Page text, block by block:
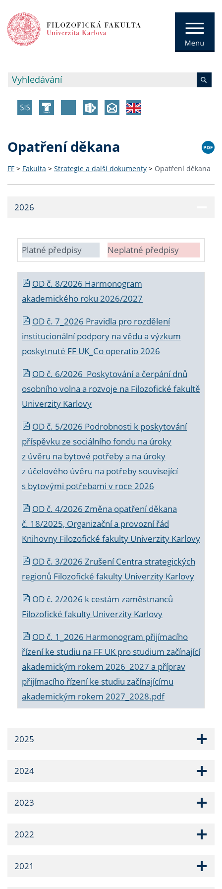
Opatření děkana
FF > Fakulta > Strategie a další dokumenty > Opatření děkana
2026
Platné předpisy Neplatné předpisy
OD č. 8/2026 Harmonogram
akademického roku 2026/2027
OD č. 7_2026 Pravidla pro rozdělení
institucionální podpory na vědu a výzkum
poskytnuté FF UK_Co operatio 2026
OD č. 6/2026 Poskytování a čerpání dnů
osobního volna a rozvoje na Filozofické fakultě
Univerzity Karlovy
OD č. 5/2026 Podrobnosti k poskytování
příspěvku ze sociálního fondu na úroky
z úvěru na bytové potřeby a na úroky
z účelového úvěru na potřeby související
s bytovými potřebami v roce 2026
OD č. 4/2026 Změna opatření děkana
č. 18/2025, Organizační a provozní řád
Knihovny Filozofické fakulty Univerzity Karlovy
OD č. 3/2026 Zrušení Centra strategických
regionů Filozofické fakulty Univerzity Karlovy
OD č. 2/2026 k cestám zaměstnanců
Filozofické fakulty Univerzity Karlovy
OD č. 1_2026 Harmonogram přijímacího
řízení ke studiu na FF UK pro studium začínající
akademickým rokem 2026_2027 a příprav
přijímacího řízení ke studiu začínajícímu
akademickým rokem 2027_2028.pdf
2025
2024
2023
2022
2021